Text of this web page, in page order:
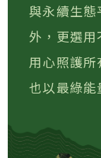
與永續生
外，更選用
用心照護所
也以最綠能